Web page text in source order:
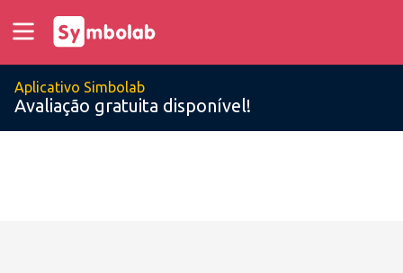
Aplicativo Simbolab
Avaliação gratuita disponível!